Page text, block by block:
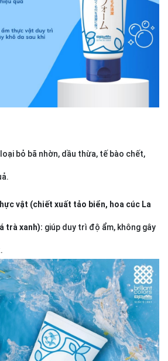
loại bỏ bã nhờn, dầu thừa, tế bào chết,
vật (chiết xuất tảo biển, hoa cúc La
trà xanh): giúp duy trì độ ẩm, không gây